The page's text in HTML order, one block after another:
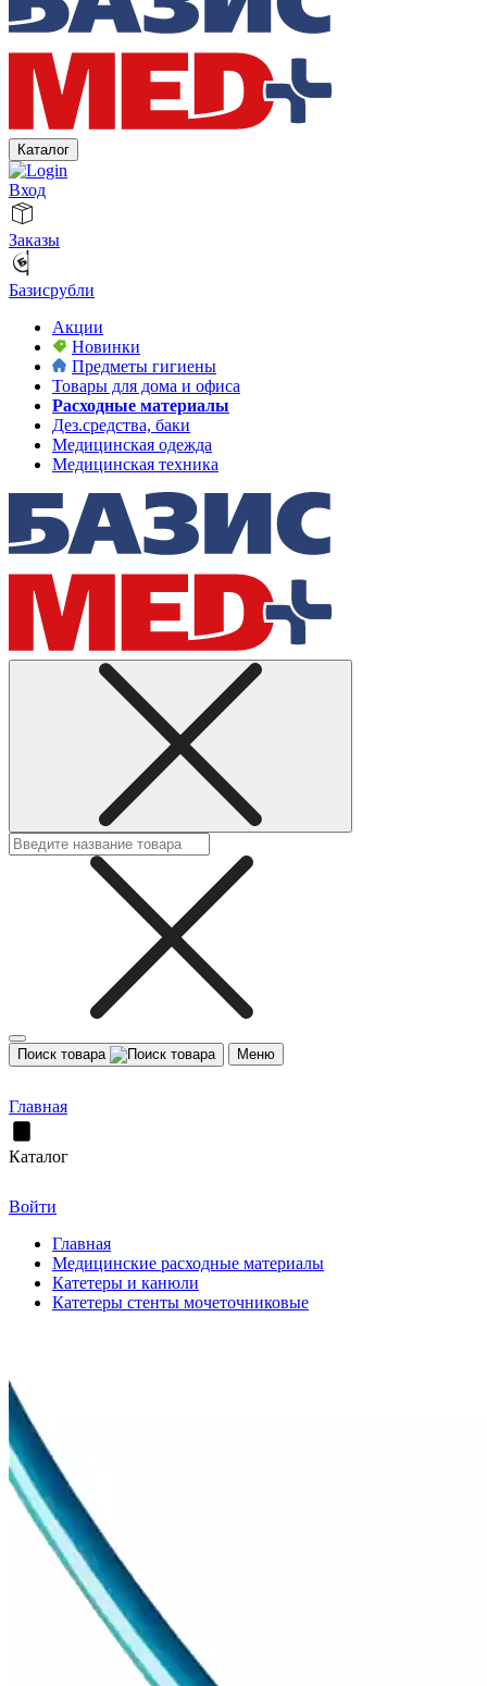
Каталог
Вход
Заказы
Базисрубли
Акции
Новинки
Предметы гигиены
Товары для дома и офиса
Расходные материалы
Дез.средства, баки
Медицинская одежда
Медицинская техника
Поиск товара Меню
Главная
Каталог
Войти
Главная
Медицинские расходные материалы
Катетеры и канюли
Катетеры стенты мочеточниковые